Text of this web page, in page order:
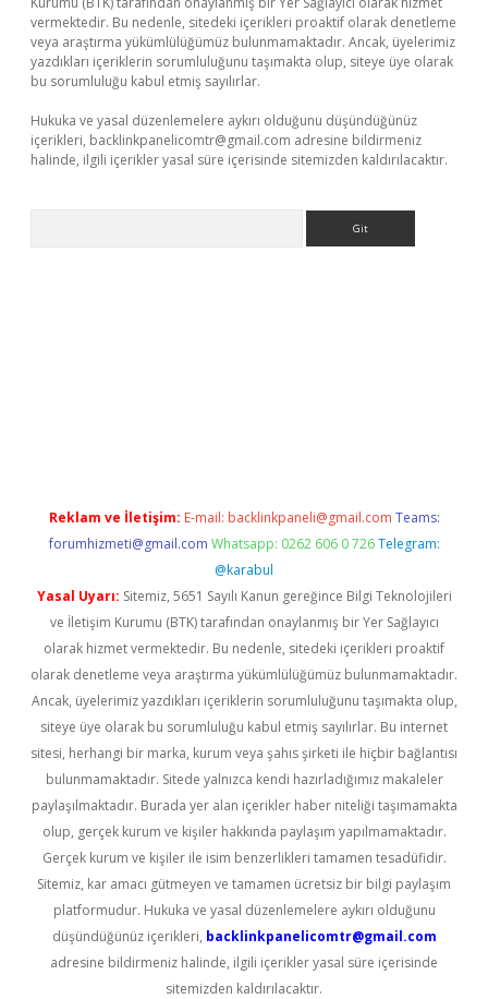
vermektedir. Bu nedenle, sitedeki içerikleri proaktif olarak denetleme
veya araştırma yükümlülüğümüz bulunmamaktadır. Ancak, üyelerimiz
yazdıkları içeriklerin sorumluluğunu taşımakta olup, siteye üye olarak
bu sorumluluğu kabul etmiş sayılırlar.
Hukuka ve yasal düzenlemelere aykırı olduğunu düşündüğünüz
içerikleri, backlinkpanelicomtr@gmail.com adresine bildirmeniz
halinde, ilgili içerikler yasal süre içerisinde sitemizden kaldırılacaktır.
Reklam ve İletişim: E-mail: backlinkpaneli@gmail.com Teams:
forumhizmeti@gmail.com Whatsapp: 0262 606 0 726 Telegram:
@karabul
Yasal Uyarı: Sitemiz, 5651 Sayılı Kanun gereğince Bilgi Teknolojileri
ve İletişim Kurumu (BTK) tarafından onaylanmış bir Yer Sağlayıcı
olarak hizmet vermektedir. Bu nedenle, sitedeki içerikleri proaktif
olarak denetleme veya araştırma yükümlülüğümüz bulunmamaktadır.
Ancak, üyelerimiz yazdıkları içeriklerin sorumluluğunu taşımakta olup,
siteye üye olarak bu sorumluluğu kabul etmiş sayılırlar. Bu internet
sitesi, herhangi bir marka, kurum veya şahıs şirketi ile hiçbir bağlantısı
bulunmamaktadır. Sitede yalnızca kendi hazırladığımız makaleler
paylaşılmaktadır. Burada yer alan içerikler haber niteliği taşımamakta
olup, gerçek kurum ve kişiler hakkında paylaşım yapılmamaktadır.
Gerçek kurum ve kişiler ile isim benzerlikleri tamamen tesadüfidir.
Sitemiz, kar amacı gütmeyen ve tamamen ücretsiz bir bilgi paylaşım
platformudur. Hukuka ve yasal düzenlemelere aykırı olduğunu
düşündüğünüz içerikleri, backlinkpanelicomtr@gmail.com
adresine bildirmeniz halinde, ilgili içerikler yasal süre içerisinde
sitemizden kaldırılacaktır.